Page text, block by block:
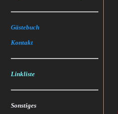
Gästebuch
Kontakt
Linkliste
Sonstiges